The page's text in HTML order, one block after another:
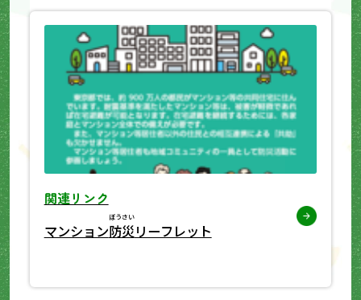
関連リンク
マンション防災
ぼうさい
リーフレット